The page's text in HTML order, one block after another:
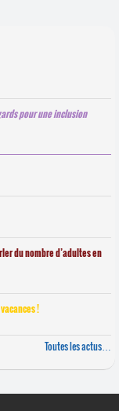
pour une inclusion
du nombre d’adultes en
!
Toutes les actus…